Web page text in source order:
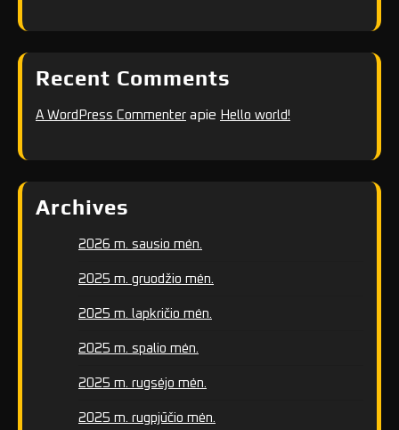
Recent Comments
A WordPress Commenter apie Hello world!
Archives
2026 m. sausio mėn.
2025 m. gruodžio mėn.
2025 m. lapkričio mėn.
2025 m. spalio mėn.
2025 m. rugsėjo mėn.
2025 m. rugpjūčio mėn.